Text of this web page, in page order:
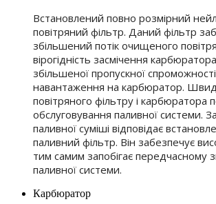
Встановлений повно розмірний
повітряний фільтр. Даний фільтр
збільшений потік очищеного
вірогідність засмічення
збільшеної пропускної
навантаження на карбюратор.
повітряного фільтру і карбюратора
обслуговування паливної системи.
паливної суміші відповідає
паливний фільтр. Він забезпечує
тим самим запобігає передчасному
паливної системи.
Карбюратор